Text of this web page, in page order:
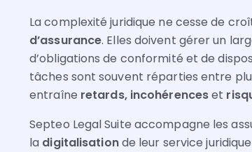
La complexité juridique ne cesse de
d’assurance. Elles doivent gérer un
d’obligations de conformité et de
tâches sont souvent réparties entre
entraîne retards, incohérenceset
Septeo Legal Suite accompagne les
la digitalisationde leur service